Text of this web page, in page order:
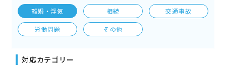
離婚・浮気 相続 交通事故
労働問題 その他
対応カテゴリー